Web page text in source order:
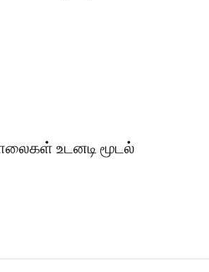
உடனடி மூடல்